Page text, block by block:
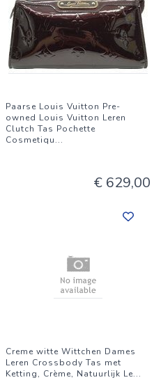
Paarse Louis Vuitton Pre-
owned Louis Vuitton Leren
Clutch Tas Pochette
Cosmetiqu...
€ 629,00
Creme witte Wittchen Dames
Leren Crossbody Tas met
Ketting, Crème, Natuurlijk Le...